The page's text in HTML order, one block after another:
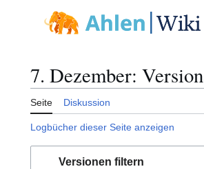
Hauptmenü
7. Dezember:
Seite Diskussion
Logbücher dieser Seite anzeigen
Versionen filtern